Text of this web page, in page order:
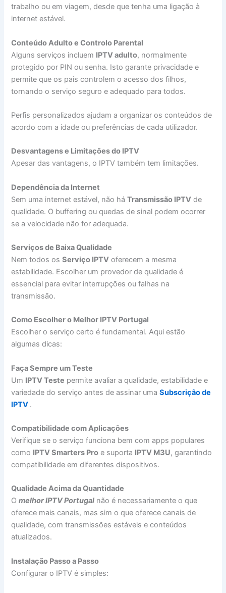
trabalho ou em viagem, desde que tenha uma ligação à
internet estável.
Conteúdo Adulto e Controlo Parental
Alguns serviços incluem IPTV adulto, normalmente
protegido por PIN ou senha. Isto garante privacidade e
permite que os pais controlem o acesso dos filhos,
tornando o serviço seguro e adequado para todos.
Perfis personalizados ajudam a organizar os conteúdos de
acordo com a idade ou preferências de cada utilizador.
Desvantagens e Limitações do IPTV
Apesar das vantagens, o IPTV também tem limitações.
Dependência da Internet
Sem uma internet estável, não háTransmissão IPTV de
qualidade. O buffering ou quedas de sinal podem ocorrer
se a velocidade não for adequada.
Serviços de Baixa Qualidade
Nem todos osServiço IPTV oferecem a mesma
estabilidade. Escolher um provedor de qualidade é
essencial para evitar interrupções ou falhas na
transmissão.
Como Escolher o Melhor IPTV Portugal
Escolher o serviço certo é fundamental. Aqui estão
algumas dicas:
Faça Sempre um Teste
Um IPTV Teste permite avaliar a qualidade, estabilidade e
variedade do serviço antes de assinar umaSubscrição de
IPTV .
Compatibilidade com Aplicações
Verifique se o serviço funciona bem com apps populares
como IPTV Smarters Pro e suporta IPTV M3U, garantindo
compatibilidade em diferentes dispositivos.
Qualidade Acima da Quantidade
Omelhor IPTV Portugal não é necessariamente o que
oferece mais canais, mas sim o que oferece canais de
qualidade, com transmissões estáveis e conteúdos
atualizados.
Instalação Passo a Passo
Configurar o IPTV é simples: